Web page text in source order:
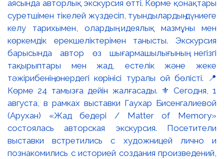
аясында авторлық экскурсия өтті. Көрме қонақтары
суретшімен тікелей жүздесіп, туындылардың дүниеге
келу тарихымен, олардың идеялық мазмұны мен
көркемдік ерекшеліктерімен танысты. Экскурсия
барысында автор өз шығармашылығының негізгі
тақырыптары мен жад, естелік және жеке
тәжірибенің өнердегі көрінісі туралы ой бөлісті. 📍
Көрме 24 тамызға дейін жалғасады. ⚜️ Сегодня, 1
августа, в рамках выставки Гаухар Бисенгалиевой
(Арухан) «Жад бедері / Matter of Memory»
состоялась авторская экскурсия. Посетители
выставки встретились с художницей лично и
познакомились с историей создания произведений,